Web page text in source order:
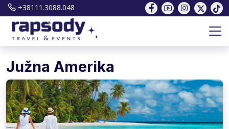
+38111.3088.048
Južna Amerika